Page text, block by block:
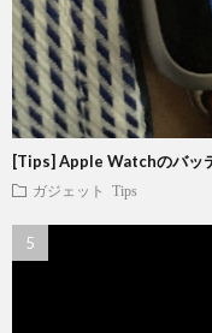
[Tips] Apple Watchのバッ
ガジェット Tips